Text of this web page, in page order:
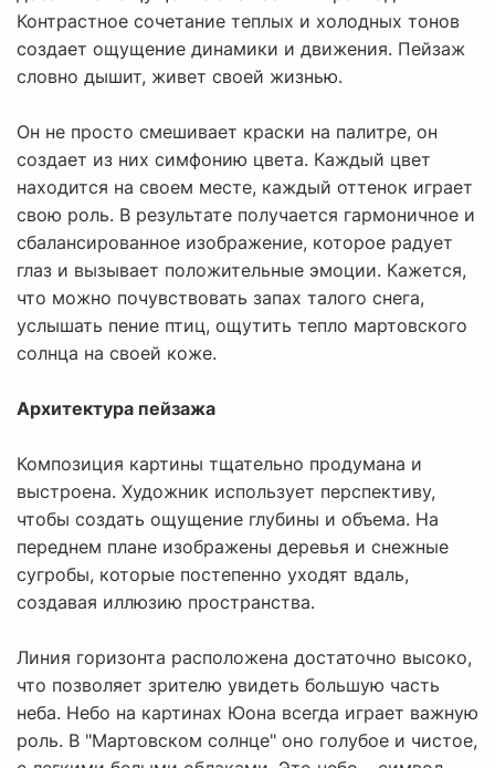
Контрастное сочетание теплых и холодных тонов
создает ощущение динамики и движения. Пейзаж
словно дышит, живет своей жизнью.
Он не просто смешивает краски на палитре, он
создает из них симфонию цвета. Каждый цвет
находится на своем месте, каждый оттенок играет
свою роль. В результате получается гармоничное и
сбалансированное изображение, которое радует
глаз и вызывает положительные эмоции. Кажется,
что можно почувствовать запах талого снега,
услышать пение птиц, ощутить тепло мартовского
солнца на своей коже.
Архитектура пейзажа
Композиция картины тщательно продумана и
выстроена. Художник использует перспективу,
чтобы создать ощущение глубины и объема. На
переднем плане изображены деревья и снежные
сугробы, которые постепенно уходят вдаль,
создавая иллюзию пространства.
Линия горизонта расположена достаточно высоко,
что позволяет зрителю увидеть большую часть
неба. Небо на картинах Юона всегда играет важную
роль. В "Мартовском солнце" оно голубое и чистое,